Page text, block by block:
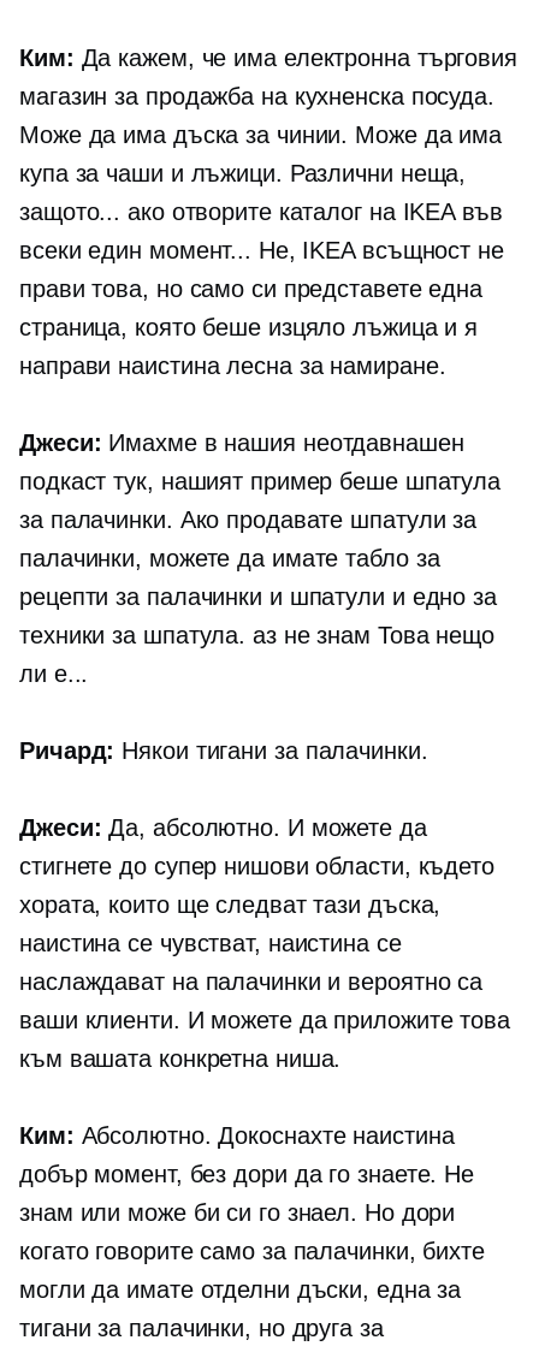
Ким: Да кажем, че има електронна търговия
магазин за продажба на кухненска посуда.
Може да има дъска за чинии. Може да има
купа за чаши и лъжици. Различни неща,
защото... ако отворите каталог на IKEA във
всеки един момент... Не, IKEA всъщност не
прави това, но само си представете една
страница, която беше изцяло лъжица и я
направи наистина лесна за намиране.
Джеси: Имахме в нашия неотдавнашен
подкаст тук, нашият пример беше шпатула
за палачинки. Ако продавате шпатули за
палачинки, можете да имате табло за
рецепти за палачинки и шпатули и едно за
техники за шпатула. аз не знам Това нещо
ли е...
Ричард: Някои тигани за палачинки.
Джеси: Да, абсолютно. И можете да
стигнете до супер нишови области, където
хората, които ще следват тази дъска,
наистина се чувстват, наистина се
наслаждават на палачинки и вероятно са
ваши клиенти. И можете да приложите това
към вашата конкретна ниша.
Ким: Абсолютно. Докоснахте наистина
добър момент, без дори да го знаете. Не
знам или може би си го знаел. Но дори
когато говорите само за палачинки, бихте
могли да имате отделни дъски, една за
тигани за палачинки, но друга за